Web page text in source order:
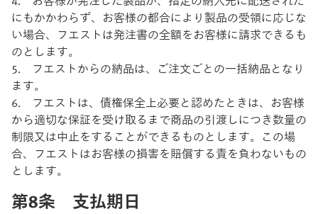
にもかかわらず、お客様の都合により製品の受領に応じな
い場合、フエストは発注書の全額をお客様に請求できるも
のとします。
5. フエストからの納品は、ご注文ごとの一括納品となり
ます。
6. フエストは、債権保全上必要と認めたときは、お客様
から適切な保証を受け取るまで商品の引渡しにつき数量の
制限又は中止をすることができるものとします。この場
合、フエストはお客様の損害を賠償する責を負わないもの
とします。
第8条 支払期日